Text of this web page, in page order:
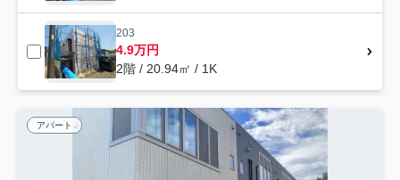
203
4.9万円
2階 / 20.94㎡ / 1K
アパート